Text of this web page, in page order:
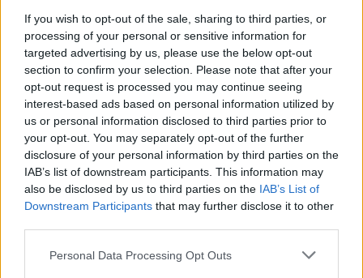
If you wish to opt-out of the sale, sharing to third parties, or
processing of your personal or sensitive information for
targeted advertising by us, please use the below opt-out
section to confirm your selection. Please note that after your
opt-out request is processed you may continue seeing
interest-based ads based on personal information utilized by
us or personal information disclosed to third parties prior to
your opt-out. You may separately opt-out of the further
disclosure of your personal information by third parties on the
IAB’s list of downstream participants. This information may
also be disclosed by us to third parties on the IAB’s List of
Downstream Participants that may further disclose it to other
Personal Data Processing Opt Outs